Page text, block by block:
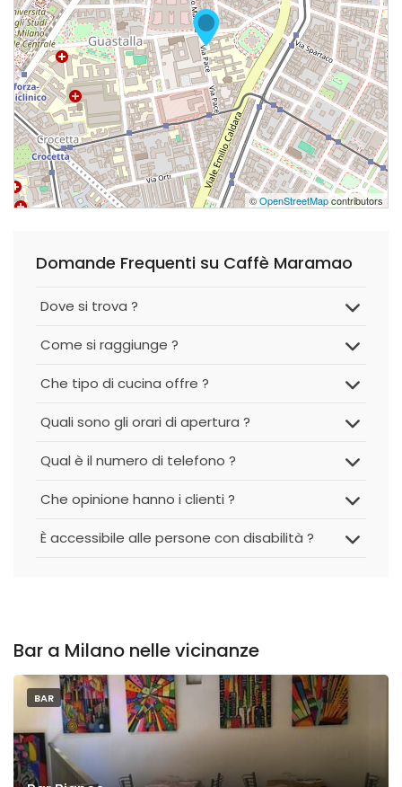
©OpenStreetMapcontributors
Domande Frequenti su Caffè Maramao
Dove si trova ?
Come si raggiunge ?
Che tipo di cucina offre ?
Quali sono gli orari di apertura ?
Qual è il numero di telefono ?
Che opinione hanno i clienti ?
È accessibile alle persone con disabilità ?
Bar a Milano nelle vicinanze
BAR